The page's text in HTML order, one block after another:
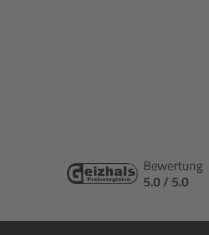
Bewertung
5.0 / 5.0